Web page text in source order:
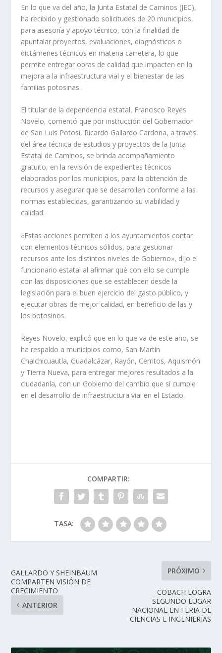
En lo que va del año, la Junta Estatal de Caminos (JEC),
ha recibido y gestionado solicitudes de 20 municipios,
para asesoría y apoyo técnico, con la finalidad de
apuntalar proyectos, evaluaciones, diagnósticos o
dictámenes técnicos en materia carretera, lo que
permite entregar obras de calidad que impacten en la
mejora a la infraestructura vial y el bienestar de las
familias potosinas.
El titular de la dependencia estatal, Francisco Reyes
Novelo, comentó que por instrucción del Gobernador
de San Luis Potosí, Ricardo Gallardo Cardona, a través
del área técnica de estudios y proyectos de la Junta
Estatal de Caminos, se brinda acompañamiento
gratuito, en la revisión de expedientes técnicos
elaborados por los municipios, para la obtención de
recursos y asegurar que se desarrollen conforme a las
normas establecidas, garantizando su viabilidad y
calidad.
«Estas acciones permiten a los ayuntamientos contar
con elementos técnicos sólidos, para gestionar
recursos ante los distintos niveles de Gobierno», dijo el
funcionario estatal al afirmar qué con ello se cumple
con las disposiciones que se establecen desde la
legislación para el buen ejercicio del gasto público, y
ejecutar obras de mejor calidad, en beneficio de las y
los potosinos.
Reyes Novelo, explicó que en lo que va de este año, se
ha respaldo a municipios como, San Martín
Chalchicuautla, Guadalcázar, Rayón, Cerritos, Aquismón
y Tierra Nueva, para entregar mejores resultados a la
ciudadanía, con un Gobierno del cambio que sí cumple
en el desarrollo de infraestructura vial en el Estado.
COMPARTIR:
TASA:
GALLARDO Y SHEINBAUM
COMPARTEN VISIÓN DE
CRECIMIENTO
ANTERIOR
PRÓXIMO
COBACH LOGRA
SEGUNDO LUGAR
NACIONAL EN FERIA DE
CIENCIAS E INGENIERÍAS